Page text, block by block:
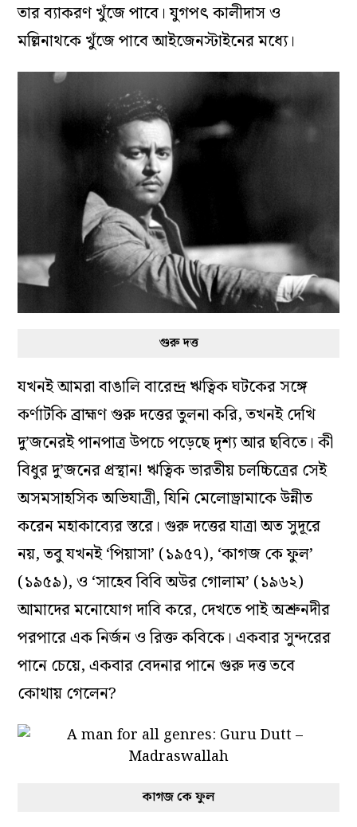
তার ব‌্যাকরণ খুঁজে পাবে। যুগপৎ কালীদাস ও
মল্লিনাথকে খুঁজে পাবে আইজেনস্টাইনের মধ্যে।
গুরু দত্ত
যখনই আমরা বাঙালি বারেন্দ্র ঋত্বিক ঘটকের সঙ্গে
কর্ণাটকি ব্রাহ্মণ গুরু দত্তের তুলনা করি, তখনই দেখি
দু’জনেরই পানপাত্র উপচে পড়েছে দৃশ‌্য আর ছবিতে। কী
বিধুর দু’জনের প্রস্থান! ঋত্বিক ভারতীয় চলচ্চিত্রের সেই
অসমসাহসিক অভিযাত্রী, যিনি মেলোড্রামাকে উন্নীত
করেন মহাকাব‌্যের স্তরে। গুরু দত্তের যাত্রা অত সুদূরে
নয়, তবু যখনই ‘পিয়াসা’ (১৯৫৭), ‘কাগজ কে ফুল’
(১৯৫৯), ও ‘সাহেব বিবি অউর গোলাম’ (১৯৬২)
আমাদের মনোযোগ দাবি করে, দেখতে পাই অশ্রুনদীর
পরপারে এক নির্জন ও রিক্ত কবিকে। একবার সুন্দরের
পানে চেয়ে, একবার বেদনার পানে গুরু দত্ত তবে
কোথায় গেলেন?
কাগজ কে ফুল